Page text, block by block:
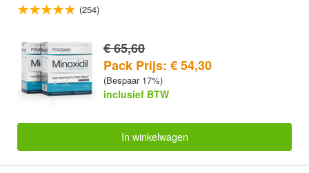
(254)
€ 65,60
Pack Prijs: € 54,30
(Bespaar 17%)
inclusief BTW
In winkelwagen